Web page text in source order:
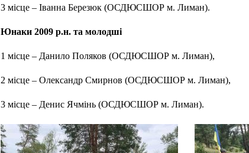
3 місце – Іванна Березюк (ОСДЮСШОР м. Лиман).
Юнаки 2009 р.н. та молодші
1 місце – Данило Поляков (ОСДЮСШОР м. Лиман),
2 місце – Олександр Смирнов (ОСДЮСШОР м. Лиман),
3 місце – Денис Ячмінь (ОСДЮСШОР м. Лиман).